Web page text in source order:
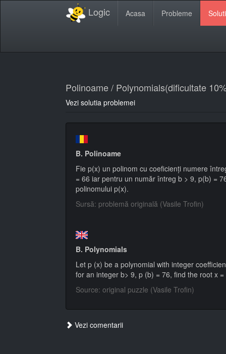
Logic Acasa Probleme
Polinoame / Polynomials(dificultate
Vezi solutia problemei
B. Polinoame
Fie p(x) un polinom cu coeficienți numere
= 66 iar pentru un număr întreg b > 9, p(b) =
polinomului p(x).
Sursă: problemă originală (Vasile Trofin)
B. Polynomials
Let p (x) be a polynomial with integer
for an integer b> 9, p (b) = 76, find the root x
Source: original puzzle (Vasile Trofin)
Vezi comentarii